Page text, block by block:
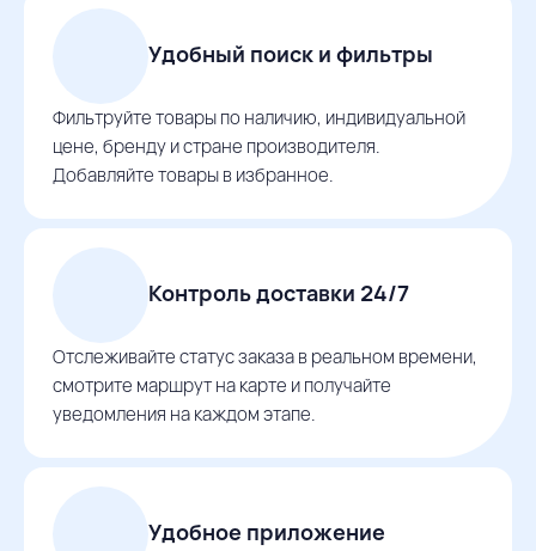
Удобный поиск и фильтры
Фильтруйте товары по наличию, индивидуальной
цене, бренду и стране производителя.
Добавляйте товары в избранное.
Контроль доставки 24/7
Отслеживайте статус заказа в реальном времени,
смотрите маршрут на карте и получайте
уведомления на каждом этапе.
Удобное приложение